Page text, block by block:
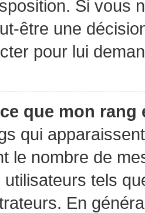
Si vous
être une
pour lui
ce que mon
qui
le nombre de
utilisateurs tels
En